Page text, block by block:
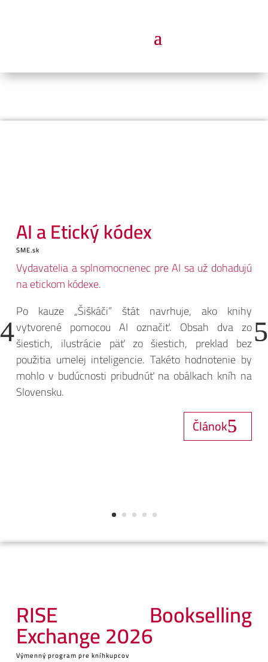
AI a Etický kódex
SME.sk
Vydavatelia a splnomocnenec pre AI sa už dohadujú
na etickom kódexe.
Po kauze „Šiškáči“ štát navrhuje, ako knihy
vytvorené pomocou AI označiť. Obsah dva zo
šiestich, ilustrácie päť zo šiestich, preklad bez
použitia umelej inteligencie. Takéto hodnotenie by
mohlo v budúcnosti pribudnúť na obálkach kníh na
Slovensku.
Článok
RISE Bookselling
Exchange 2026
Výmenný program pre kníhkupcov